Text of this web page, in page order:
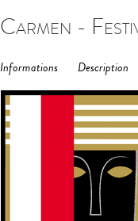
Informations Description